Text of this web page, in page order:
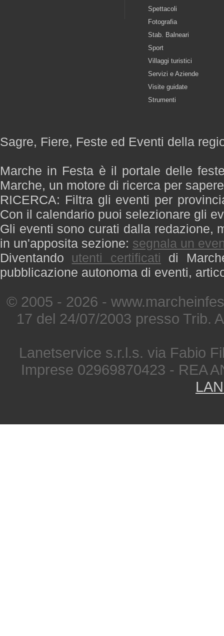
Spettacoli
Fotografia
Stab. Balneari
Sport
Villaggi turistici
Servizi e Aziende
Visite guidate
Strumenti
Sagre, Fiere, Feste ed Eventi della
Marche in Festa è il portale delle
Marche, un motore di ricerca per
RICERCA: Filtra gli eventi per
Con il calendario puoi selezionare gli
Gli eventi sono curati dalla redazione,
in un'apposita sezione: segnala un
Diventando utenti certificati di
pubblicazione autonoma di eventi,
© 2005 - 2026 -
17 del 24/07/2003 presso Trib.
Lanetservice s.r.l.s. via Fabio
Imprese 02969870423 - REA